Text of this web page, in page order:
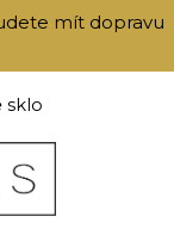
mít dopravu
sklo